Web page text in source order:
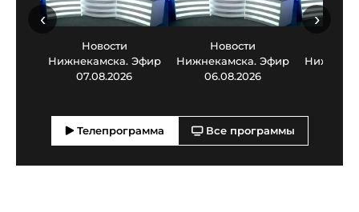
Новости
Нижнекамска. Эфир
07.08.2026
Новости
Нижнекамска. Эфир
06.08.2026
‹ ›
Телепрограмма Все программы